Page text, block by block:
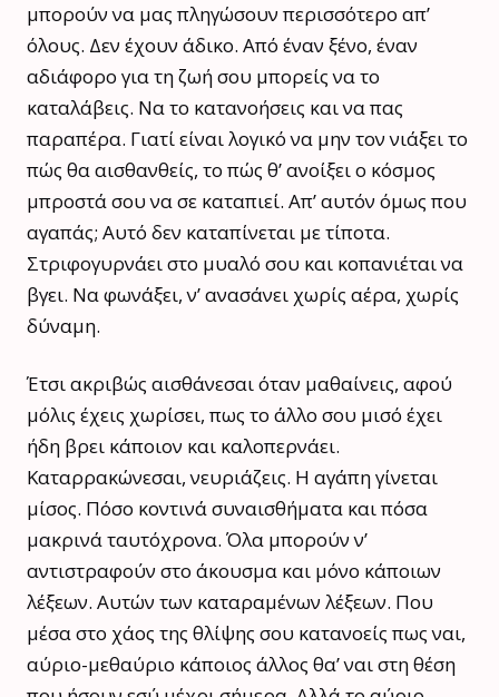
μπορούν να μας πληγώσουν περισσότερο απ’
όλους. Δεν έχουν άδικο. Από έναν ξένο, έναν
αδιάφορο για τη ζωή σου μπορείς να το
καταλάβεις. Να το κατανοήσεις και να πας
παραπέρα. Γιατί είναι λογικό να μην τον νιάξει το
πώς θα αισθανθείς, το πώς θ’ ανοίξει ο κόσμος
μπροστά σου να σε καταπιεί. Απ’ αυτόν όμως που
αγαπάς; Αυτό δεν καταπίνεται με τίποτα.
Στριφογυρνάει στο μυαλό σου και κοπανιέται να
βγει. Να φωνάξει, ν’ ανασάνει χωρίς αέρα, χωρίς
δύναμη.
Έτσι ακριβώς αισθάνεσαι όταν μαθαίνεις, αφού
μόλις έχεις χωρίσει, πως το άλλο σου μισό έχει
ήδη βρει κάποιον και καλοπερνάει.
Καταρρακώνεσαι, νευριάζεις. Η αγάπη γίνεται
μίσος. Πόσο κοντινά συναισθήματα και πόσα
μακρινά ταυτόχρονα. Όλα μπορούν ν’
αντιστραφούν στο άκουσμα και μόνο κάποιων
λέξεων. Αυτών των καταραμένων λέξεων. Που
μέσα στο χάος της θλίψης σου κατανοείς πως ναι,
αύριο-μεθαύριο κάποιος άλλος θα’ ναι στη θέση